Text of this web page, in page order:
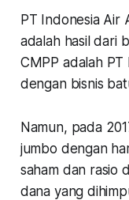
PT Indonesia Air
adalah hasil dari
CMPP adalah
dengan bisnis
Namun, pada
jumbo dengan
saham dan rasio
dana yang